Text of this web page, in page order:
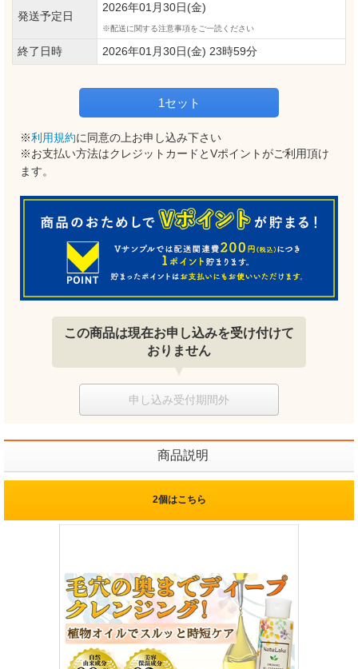
発送予定日
2026年01月30日(金)
配送に関する注意事項をご一読ください
終了日時 2026年01月30日(金) 23時59分
1セット
※利用規約に同意の上お申し込み下さい
※お支払い方法はクレジットカードとVポイントがご利用頂け
ます。
この商品は現在お申し込みを受け付けて
おりません
申し込み受付期間外
商品説明
2個はこちら